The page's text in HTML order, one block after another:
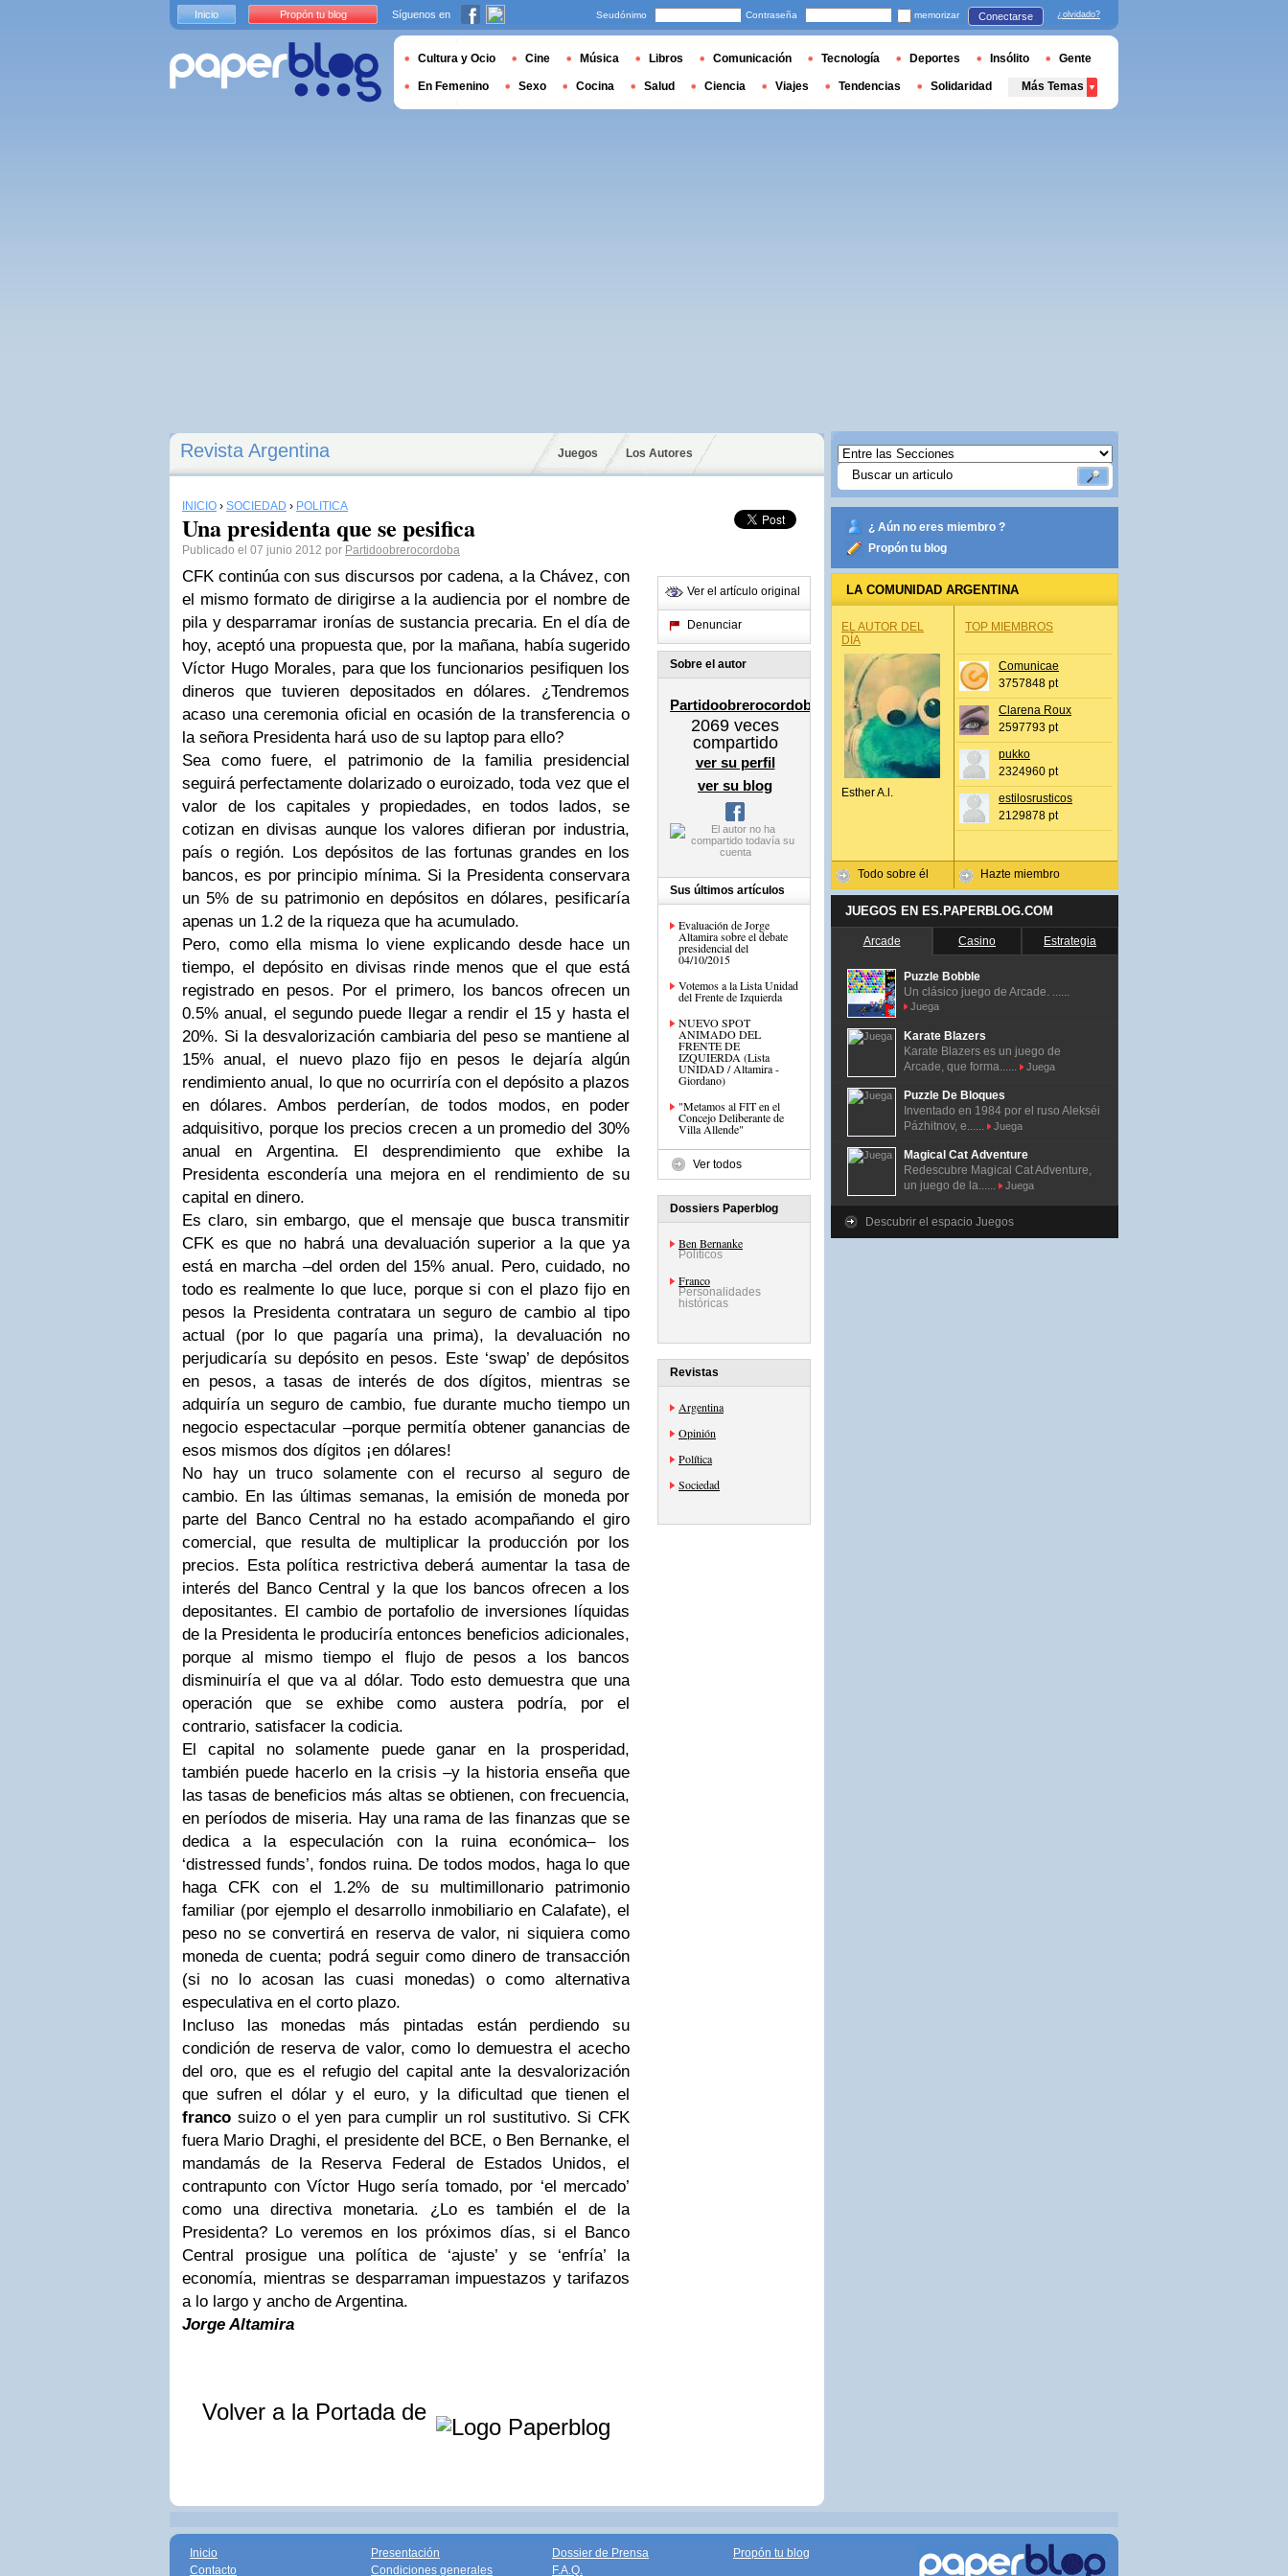
Revista Argentina Juegos Los Autores
INICIO › SOCIEDAD › POLÍTICA
Una presidenta que se pesifica
Publicado el 07 junio 2012 por Partidoobrerocordoba
CFK continúa con sus discursos por cadena, a la Chávez, con
el mismo formato de dirigirse a la audiencia por el nombre de
pila y desparramar ironías de sustancia precaria. En el día de
hoy, aceptó una propuesta que, por la mañana, había sugerido
Víctor Hugo Morales, para que los funcionarios pesifiquen los
dineros que tuvieren depositados en dólares. ¿Tendremos
acaso una ceremonia oficial en ocasión de la transferencia o
la señora Presidenta hará uso de su laptop para ello?
Sea como fuere, el patrimonio de la familia presidencial
seguirá perfectamente dolarizado o euroizado, toda vez que el
valor de los capitales y propiedades, en todos lados, se
cotizan en divisas aunque los valores difieran por industria,
país o región. Los depósitos de las fortunas grandes en los
bancos, es por principio mínima. Si la Presidenta conservara
un 5% de su patrimonio en depósitos en dólares, pesificaría
apenas un 1.2 de la riqueza que ha acumulado.
Pero, como ella misma lo viene explicando desde hace un
tiempo, el depósito en divisas rinde menos que el que está
registrado en pesos. Por el primero, los bancos ofrecen un
0.5% anual, el segundo puede llegar a rendir el 15 y hasta el
20%. Si la desvalorización cambiaria del peso se mantiene al
15% anual, el nuevo plazo fijo en pesos le dejaría algún
rendimiento anual, lo que no ocurriría con el depósito a plazos
en dólares. Ambos perderían, de todos modos, en poder
adquisitivo, porque los precios crecen a un promedio del 30%
anual en Argentina. El desprendimiento que exhibe la
Presidenta escondería una mejora en el rendimiento de su
capital en dinero.
Es claro, sin embargo, que el mensaje que busca transmitir
CFK es que no habrá una devaluación superior a la que ya
está en marcha –del orden del 15% anual. Pero, cuidado, no
todo es realmente lo que luce, porque si con el plazo fijo en
pesos la Presidenta contratara un seguro de cambio al tipo
actual (por lo que pagaría una prima), la devaluación no
perjudicaría su depósito en pesos. Este ‘swap’ de depósitos
en pesos, a tasas de interés de dos dígitos, mientras se
adquiría un seguro de cambio, fue durante mucho tiempo un
negocio espectacular –porque permitía obtener ganancias de
esos mismos dos dígitos ¡en dólares!
No hay un truco solamente con el recurso al seguro de
cambio. En las últimas semanas, la emisión de moneda por
parte del Banco Central no ha estado acompañando el giro
comercial, que resulta de multiplicar la producción por los
precios. Esta política restrictiva deberá aumentar la tasa de
interés del Banco Central y la que los bancos ofrecen a los
depositantes. El cambio de portafolio de inversiones líquidas
de la Presidenta le produciría entonces beneficios adicionales,
porque al mismo tiempo el flujo de pesos a los bancos
disminuiría el que va al dólar. Todo esto demuestra que una
operación que se exhibe como austera podría, por el
contrario, satisfacer la codicia.
El capital no solamente puede ganar en la prosperidad,
también puede hacerlo en la crisis –y la historia enseña que
las tasas de beneficios más altas se obtienen, con frecuencia,
en períodos de miseria. Hay una rama de las finanzas que se
dedica a la especulación con la ruina económica– los
‘distressed funds’, fondos ruina. De todos modos, haga lo que
haga CFK con el 1.2% de su multimillonario patrimonio
familiar (por ejemplo el desarrollo inmobiliario en Calafate), el
peso no se convertirá en reserva de valor, ni siquiera como
moneda de cuenta; podrá seguir como dinero de transacción
(si no lo acosan las cuasi monedas) o como alternativa
especulativa en el corto plazo.
Incluso las monedas más pintadas están perdiendo su
condición de reserva de valor, como lo demuestra el acecho
del oro, que es el refugio del capital ante la desvalorización
que sufren el dólar y el euro, y la dificultad que tienen el
franco suizo o el yen para cumplir un rol sustitutivo. Si CFK
fuera Mario Draghi, el presidente del BCE, o Ben Bernanke, el
mandamás de la Reserva Federal de Estados Unidos, el
contrapunto con Víctor Hugo sería tomado, por ‘el mercado’
como una directiva monetaria. ¿Lo es también el de la
Presidenta? Lo veremos en los próximos días, si el Banco
Central prosigue una política de ‘ajuste’ y se ‘enfría’ la
economía, mientras se desparraman impuestazos y tarifazos
a lo largo y ancho de Argentina.
Jorge Altamira
Volver a la Portada de
Ver el artículo original
Denunciar
Sobre el autor
Partidoobrerocordoba
2069 veces
compartido
ver su perfil
ver su blog
Sus últimos artículos
Evaluación de Jorge
Altamira sobre el debate
presidencial del
04/10/2015
Votemos a la Lista Unidad
del Frente de Izquierda
NUEVO SPOT
ANIMADO DEL
FRENTE DE
IZQUIERDA (Lista
UNIDAD / Altamira -
Giordano)
"Metamos al FIT en el
Concejo Deliberante de
Villa Allende"
Ver todos
Dossiers Paperblog
Ben Bernanke
Políticos
Franco
Personalidades
históricas
Revistas
Argentina
Opinión
Política
Sociedad
¿ Aún no eres miembro ?
Propón tu blog
LA COMUNIDAD ARGENTINA
EL AUTOR DEL
DÍA
Esther A.l.
Todo sobre él
TOP MIEMBROS
Comunicae
3757848 pt
Clarena Roux
2597793 pt
pukko
2324960 pt
estilosrusticos
2129878 pt
Hazte miembro
JUEGOS EN ES.PAPERBLOG.COM
Arcade Casino Estrategia
Puzzle Bobble
Un clásico juego de Arcade. ......
Juega
Karate Blazers
Karate Blazers es un juego de
Arcade, que forma......
Juega
Puzzle De Bloques
Inventado en 1984 por el ruso Alekséi
Pázhitnov, e......
Juega
Magical Cat Adventure
Redescubre Magical Cat Adventure,
un juego de la......
Juega
Descubrir el espacio Juegos
Inicio Propón tu blog Síguenos en Seudónimo Contraseña memorizar Conectarse ¿olvidado?
Cultura y Ocio Cine Música Libros Comunicación Tecnología Deportes Insólito Gente
En Femenino Sexo Cocina Salud Ciencia Viajes Tendencias Solidaridad Más Temas
Inicio
Contacto
Presentación
Condiciones generales
Dossier de Prensa
F.A.Q.
Propón tu blog